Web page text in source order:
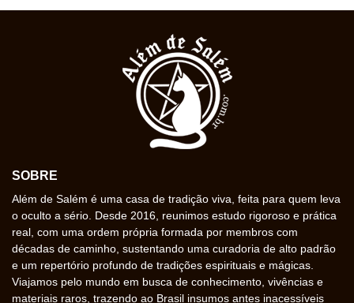
SOBRE
Além de Salém é uma casa de tradição viva, feita para quem leva
o oculto a sério. Desde 2016, reunimos estudo rigoroso e prática
real, com uma ordem própria formada por membros com
décadas de caminho, sustentando uma curadoria de alto padrão
e um repertório profundo de tradições espirituais e mágicas.
Viajamos pelo mundo em busca de conhecimento, vivências e
materiais raros, trazendo ao Brasil insumos antes inacessíveis